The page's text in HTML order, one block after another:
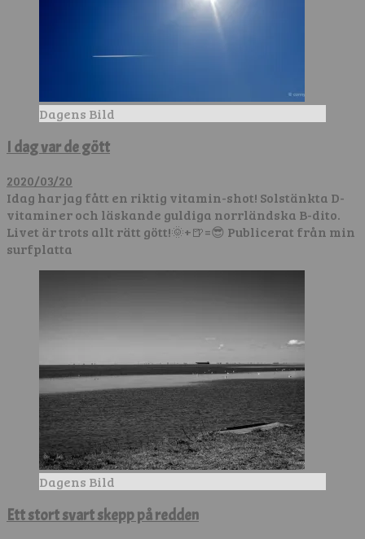
Dagens Bild
I dag var de gött
2020/03/20
Idag har jag fått en riktig vitamin-shot! Solstänkta D-
vitaminer och läskande guldiga norrländska B-dito.
Livet är trots allt rätt gött!🌞+🍺=😎 Publicerat från min
surfplatta
Dagens Bild
Ett stort svart skepp på redden